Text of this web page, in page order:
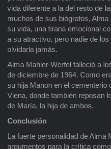
vida diferente a la del resto de
muchos de sus biógrafos,
su vida, una tirana emocional
a su atractivo, pero nadie de
olvidarla jamás.
Alma Mahler-Werfel falleció a
de diciembre de 1964. Como
su hija Manon en el cementerio
Viena, donde también reposan
de María, la hija de ambos.
Conclusión
La fuerte personalidad de Alma
argumentos para la crítica